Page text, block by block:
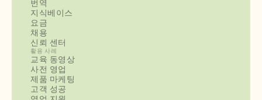
번역
지식베이스
요금
채용
신뢰 센터
활용 사례
교육 동영상
사전 영업
제품 마케팅
고객 성공